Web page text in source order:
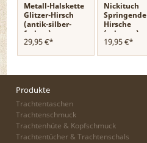
Metall-Halskette
Glitzer-Hirsch
(antik-silber-
farben)
29,95 €*
Nickituch
Springende
Hirsche
(schwarz)
19,95 €*
Produkte
Trachtentaschen
Trachtenschmuck
Trachtenhüte & Kopfschmuck
Trachtentücher & Trachtenschals